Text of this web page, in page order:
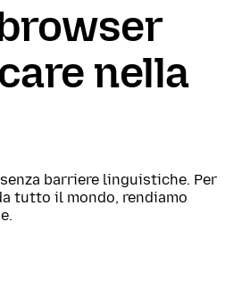
nella
barriere linguistiche. Per
tutto il mondo, rendiamo